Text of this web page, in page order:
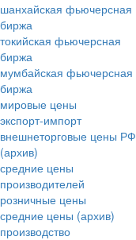
шанхайская фьючерсная
биржа
токийская фьючерсная
биржа
мумбайская фьючерсная
биржа
мировые цены
экспорт-импорт
внешнеторговые цены РФ
(архив)
средние цены
производителей
розничные цены
средние цены (архив)
производство